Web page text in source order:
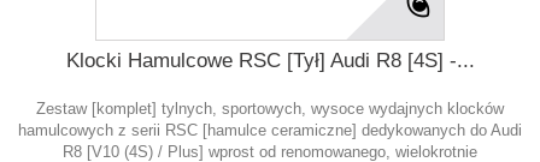
Klocki Hamulcowe RSC [Tył] Audi R8 [4S] -...
Zestaw [komplet] tylnych, sportowych, wysoce wydajnych klocków
hamulcowych z serii RSC [hamulce ceramiczne] dedykowanych do Audi
R8 [V10 (4S) / Plus] wprost od renomowanego, wielokrotnie